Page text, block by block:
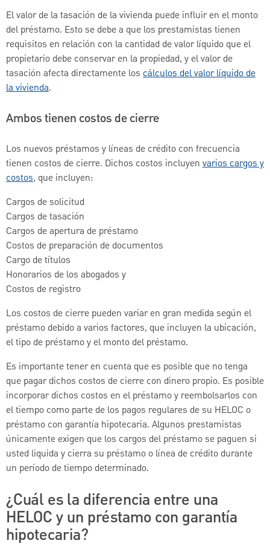
El valor de la tasación de la vivienda puede influir en el monto
del préstamo. Esto se debe a que los prestamistas tienen
requisitos en relación con la cantidad de valor líquido que el
propietario debe conservar en la propiedad, y el valor de
tasación afecta directamente los cálculos del valor líquido de
la vivienda.
Ambos tienen costos de cierre
Los nuevos préstamos y líneas de crédito con frecuencia
tienen costos de cierre. Dichos costos incluyen varios cargos y
costos, que incluyen:
Cargos de solicitud
Cargos de tasación
Cargos de apertura de préstamo
Costos de preparación de documentos
Cargo de títulos
Honorarios de los abogados y
Costos de registro
Los costos de cierre pueden variar en gran medida según el
préstamo debido a varios factores, que incluyen la ubicación,
el tipo de préstamo y el monto del préstamo.
Es importante tener en cuenta que es posible que no tenga
que pagar dichos costos de cierre con dinero propio. Es posible
incorporar dichos costos en el préstamo y reembolsarlos con
el tiempo como parte de los pagos regulares de su HELOC o
préstamo con garantía hipotecaria. Algunos prestamistas
únicamente exigen que los cargos del préstamo se paguen si
usted liquida y cierra su préstamo o línea de crédito durante
un período de tiempo determinado.
¿Cuál es la diferencia entre una
HELOC y un préstamo con garantía
hipotecaria?